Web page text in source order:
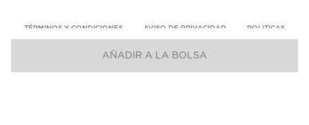
AÑADIR A LA BOLSA
TÉRMINOS Y CONDICIONES AVISO DE PRIVACIDAD POLITICAS